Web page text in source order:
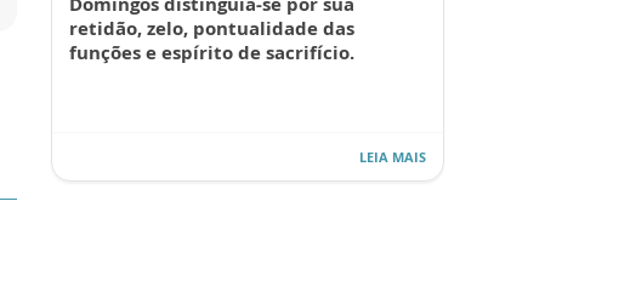
retidão, zelo, pontualidade das
funções e espírito de sacrifício.
LEIA MAIS